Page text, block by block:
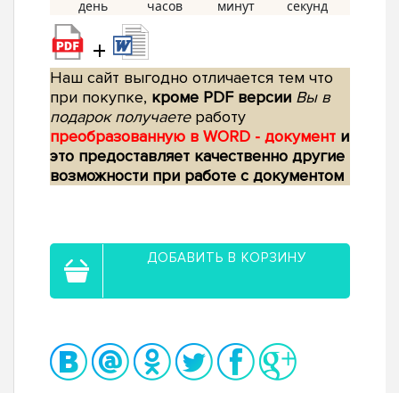
+
Наш сайт выгодно отличается тем что
при покупке, кроме PDF версии Вы в
подарок получаетеработу
преобразованную в WORD - документ и
это предоставляет качественно другие
возможности при работе с документом
ДОБАВИТЬ В КОРЗИНУ